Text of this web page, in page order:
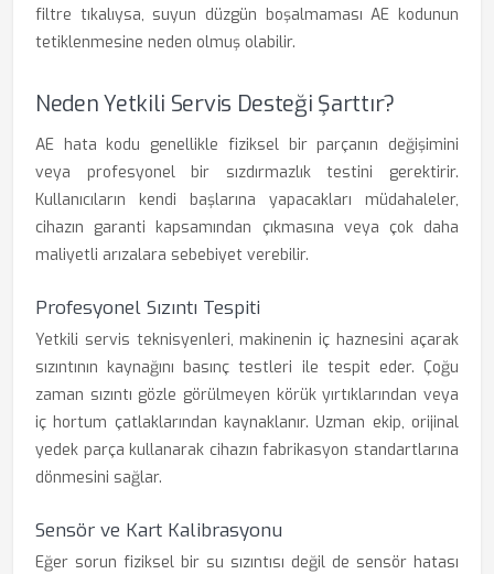
filtre tıkalıysa, suyun düzgün boşalmaması AE kodunun
tetiklenmesine neden olmuş olabilir.
Neden Yetkili Servis Desteği Şarttır?
AE hata kodu genellikle fiziksel bir parçanın değişimini
veya profesyonel bir sızdırmazlık testini gerektirir.
Kullanıcıların kendi başlarına yapacakları müdahaleler,
cihazın garanti kapsamından çıkmasına veya çok daha
maliyetli arızalara sebebiyet verebilir.
Profesyonel Sızıntı Tespiti
Yetkili servis teknisyenleri, makinenin iç haznesini açarak
sızıntının kaynağını basınç testleri ile tespit eder. Çoğu
zaman sızıntı gözle görülmeyen körük yırtıklarından veya
iç hortum çatlaklarından kaynaklanır. Uzman ekip, orijinal
yedek parça kullanarak cihazın fabrikasyon standartlarına
dönmesini sağlar.
Sensör ve Kart Kalibrasyonu
Eğer sorun fiziksel bir su sızıntısı değil de sensör hatası